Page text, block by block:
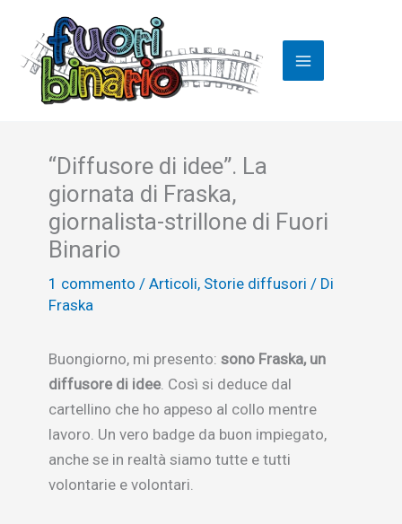
contenuto
“Diffusore di idee”. La
giornata di Fraska,
giornalista-strillone di Fuori
Binario
1 commento / Articoli, Storie diffusori / Di
Fraska
Buongiorno, mi presento: sono Fraska, un
diffusore di idee. Così si deduce dal
cartellino che ho appeso al collo mentre
lavoro. Un vero badge da buon impiegato,
anche se in realtà siamo tutte e tutti
volontarie e volontari.